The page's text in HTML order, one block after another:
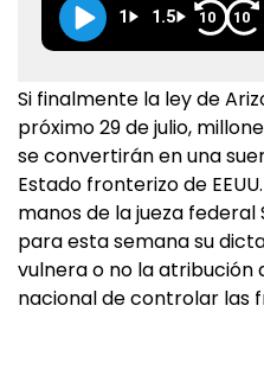
1 1.5 10 10
Si finalmente la ley de
próximo 29 de julio,
se convertirán en una
Estado fronterizo de
manos de la jueza federal
para esta semana su
vulnera o no la atribución
nacional de controlar las